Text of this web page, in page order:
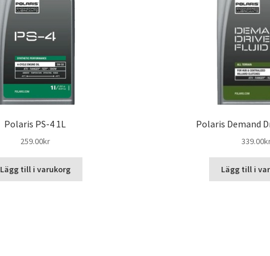
Polaris PS-4 1L
259.00kr
Lägg till i varukorg
Polaris Demand
339.00
Lägg till i